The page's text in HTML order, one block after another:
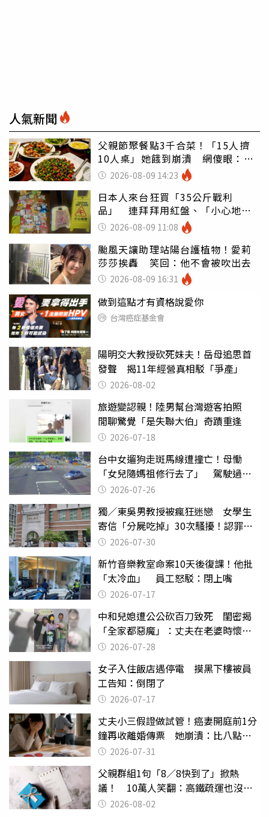
人氣新聞
父親節聚餐點3千合菜！「15人擠
10人桌」她餓到崩潰 網傻眼：讓
店家看笑話
2026-08-09 14:23
日本人來台狂買「35公斤戰利
品」 連拜拜用紅盤、「小心地
滑」告示牌也帶回家
2026-08-09 11:08
颱風天讓助理站陽台護植物！愛莉
莎莎挨轟 笑回：他不會被吹出去
2026-08-09 16:31
做到這點才有資格說愛你
台灣癌症基金會
陽明交大教授砍死妹夫！岳母追思首
發聲 揭11年經營真相駁「爭產」
2026-08-02
旅遊變認親！陸男幫台灣遊客拍照
閒聊驚覺「是失聯大伯」奇蹟重逢
2026-07-18
台中女遛狗走斑馬線遭撞亡！母慟
「女兒隨媽祖修行去了」 駕駛過失
致死判9月
2026-07-26
獨／東吳男教授被瘋狂迷戀 女學生
寄信「分屍吃掉」30次騷擾！認罪免
關 2026-07-30
新竹音樂教室命案10天後復課！他批
「太冷血」 員工怒駁：閉上嘴
2026-07-17
中和兒媳遭公公砍百刀致死 閨密揭
「全家都惡魔」：丈夫在老婆時懷孕
摔東西
2026-07-28
女子入住飯店遇停電 摸黑下樓被員
工告知：倒閉了
2026-07-17
丈夫小三假證做試管！癌妻開庭前1分
鐘再收離婚傳票 她崩潰：比八點檔
還扯2026-07-31
父親群組1句「8／8快到了」掀熱
議！ 10萬人笑翻：高鐵疏運也沒列
父親節
2026-08-02